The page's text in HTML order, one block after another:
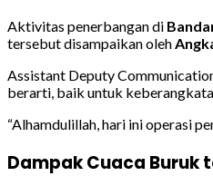
Aktivitas penerbangan di
tersebut disampaikan oleh
Assistant Deputy
berarti, baik untuk
“Alhamdulillah, hari ini operasi
Dampak Cuaca Buruk